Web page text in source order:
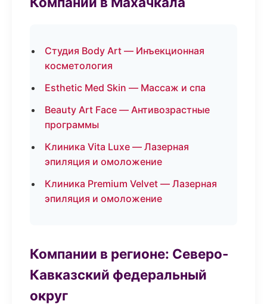
Студия Body Art — Инъекционная
косметология
Esthetic Med Skin — Массаж и спа
Beauty Art Face — Антивозрастные
программы
Клиника Vita Luxe — Лазерная
эпиляция и омоложение
Клиника Premium Velvet — Лазерная
эпиляция и омоложение
Компании в регионе: Северо-
Кавказский федеральный
округ